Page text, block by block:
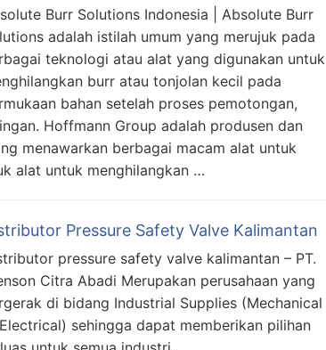
Burr Solutions Indonesia | Absolute Burr
adalah istilah umum yang merujuk pada
teknologi atau alat yang digunakan untuk
burr atau tonjolan kecil pada
bahan setelah proses pemotongan,
Hoffmann Group adalah produsen dan
menawarkan berbagai macam alat untuk
alat untuk menghilangkan …
Pressure Safety Valve Kalimantan
pressure safety valve kalimantan – PT.
Citra Abadi Merupakan perusahaan yang
di bidang Industrial Supplies (Mechanical
sehingga dapat memberikan pilihan